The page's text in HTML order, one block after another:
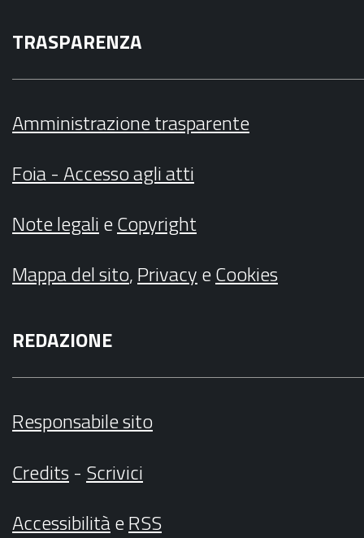
TRASPARENZA
Amministrazione trasparente
Foia - Accesso agli atti
Note legalieCopyright
Mappa del sito,PrivacyeCookies
REDAZIONE
Responsabile sito
Credits- Scrivici
AccessibilitàeRSS